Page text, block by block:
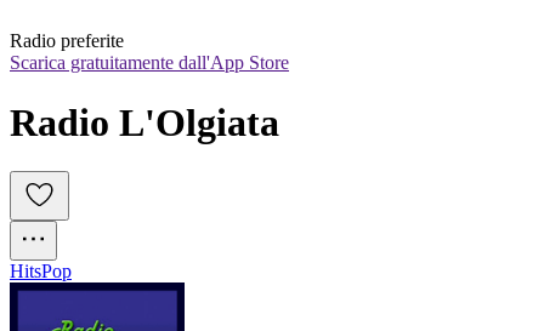
Radio preferite
Scarica gratuitamente dall'App Store
Radio L'Olgiata
HitsPop